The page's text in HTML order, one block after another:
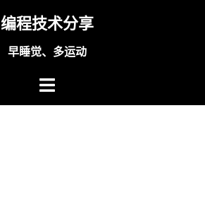
编程技术分享
早睡觉、多运动